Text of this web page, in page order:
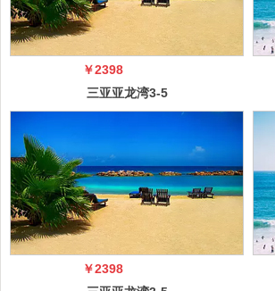
￥2398
三亚亚龙湾3-5
日自由行（5
￥2398